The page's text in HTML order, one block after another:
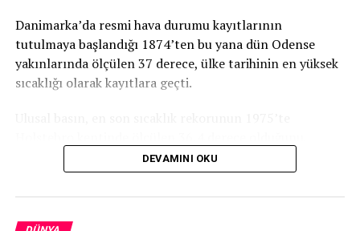
Danimarka’da resmi hava durumu kayıtlarının
tutulmaya başlandığı 1874’ten bu yana dün Odense
yakınlarında ölçülen 37 derece, ülke tarihinin en yüksek
sıcaklığı olarak kayıtlara geçti.
haziran ayı için ise en son 1947’de 35,5 dereceyle rekor
kırıldığını anımsattı.
DEVAMINI OKU